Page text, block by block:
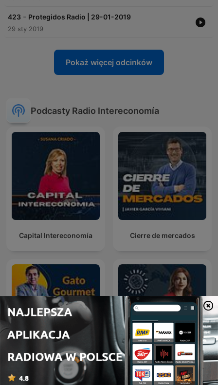
423 - Protegidos Radio | 29-01-2019
29 sty 2019
Pokaż więcej odcinków
Podcasty Radio Intereconomía
Capital Intereconomía Cierre de mercados
Gato Gourmet Visión Global